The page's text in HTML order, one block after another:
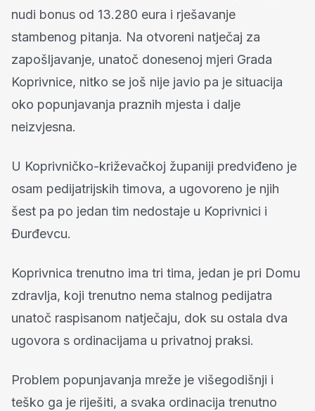
nudi bonus od 13.280 eura i rješavanje
stambenog pitanja. Na otvoreni natječaj za
zapošljavanje, unatoč donesenoj mjeri Grada
Koprivnice, nitko se još nije javio pa je situacija
oko popunjavanja praznih mjesta i dalje
neizvjesna.
U Koprivničko-križevačkoj županiji predviđeno je
osam pedijatrijskih timova, a ugovoreno je njih
šest pa po jedan tim nedostaje u Koprivnici i
Đurđevcu.
Koprivnica trenutno ima tri tima, jedan je pri Domu
zdravlja, koji trenutno nema stalnog pedijatra
unatoč raspisanom natječaju, dok su ostala dva
ugovora s ordinacijama u privatnoj praksi.
Problem popunjavanja mreže je višegodišnji i
teško ga je riješiti, a svaka ordinacija trenutno